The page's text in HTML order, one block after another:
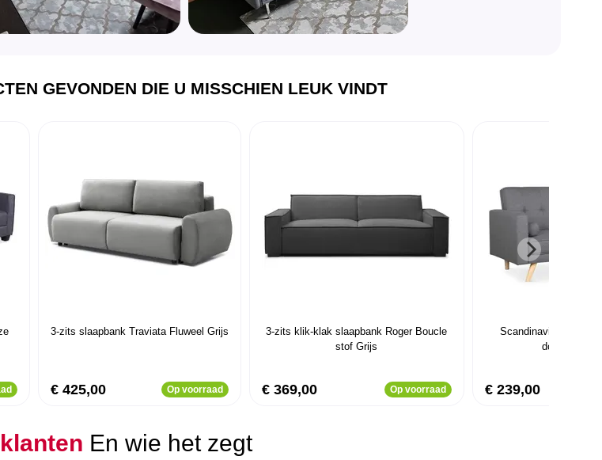
GEVONDEN DIE U MISSCHIEN LEUK VINDT
3-zits slaapbank Traviata Fluweel Grijs
€ 425,00 Op voorraad
3-zits klik-klak slaapbank Roger Boucle
stof Grijs
€ 369,00 Op voorraad
Scandinavische Slow
donkergrijze
€ 239,00
En wie het zegt